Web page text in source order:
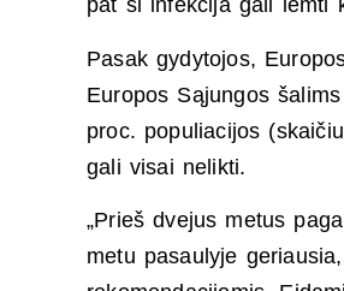
pat ši infekcija gali lemti
Pasak gydytojos,
Europos Sąjungos
proc. populiacijos
gali visai nelikti.
„Prieš dvejus metus
metu pasaulyje